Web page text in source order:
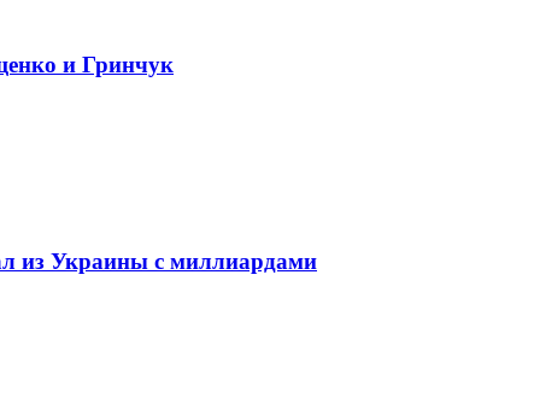
и Гринчук
из Украины с миллиардами